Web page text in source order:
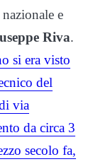
e
Riva.
si era visto
del
via
da circa 3
secolo fa,